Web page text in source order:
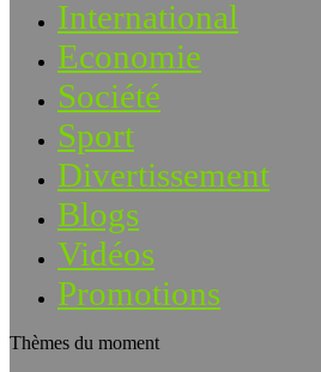
International
Economie
Société
Sport
Divertissement
Blogs
Vidéos
Promotions
Thèmes du moment